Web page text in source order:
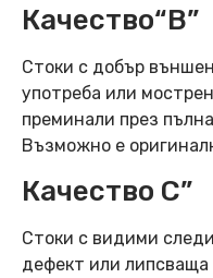
Качество“B”
Стоки с добър
употреба или
преминали през
Възможно е
Качество C”
Стоки с видими
дефект или